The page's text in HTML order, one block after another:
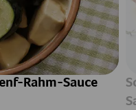
Rahm-Sauce